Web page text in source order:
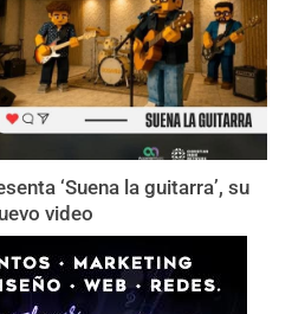
‘Suena la guitarra’, su
video